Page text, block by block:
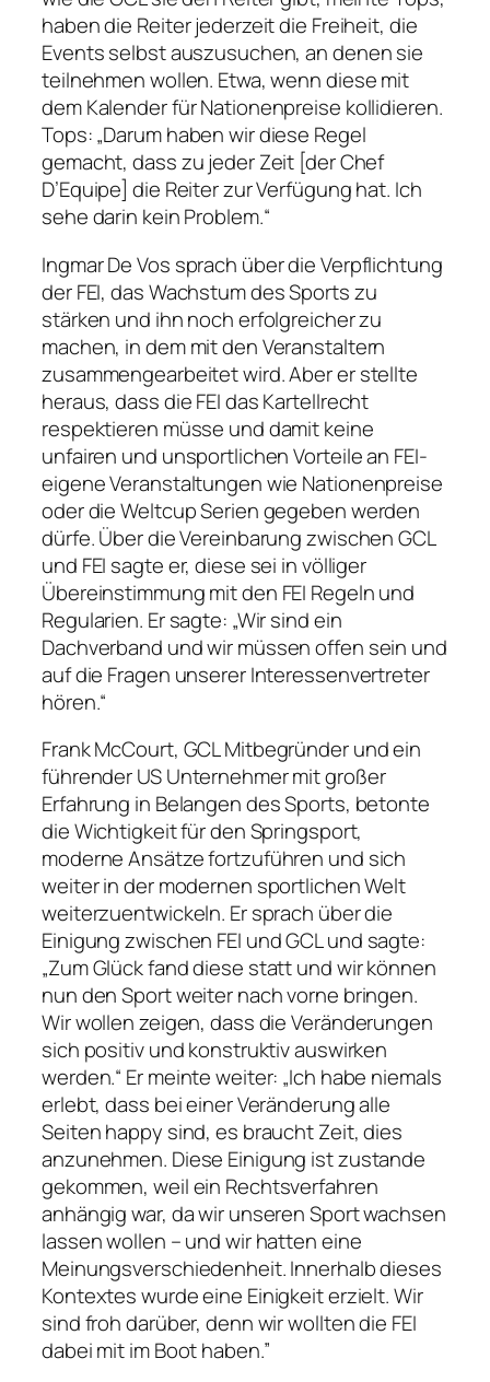
haben die Reiter jederzeit die Freiheit, die
Events selbst auszusuchen, an denen sie
teilnehmen wollen. Etwa, wenn diese mit
dem Kalender für Nationenpreise kollidieren.
Tops: „Darum haben wir diese Regel
gemacht, dass zu jeder Zeit [der Chef
D’Equipe] die Reiter zur Verfügung hat. Ich
sehe darin kein Problem.“
Ingmar De Vos sprach über die Verpflichtung
der FEI, das Wachstum des Sports zu
stärken und ihn noch erfolgreicher zu
machen, in dem mit den Veranstaltern
zusammengearbeitet wird. Aber er stellte
heraus, dass die FEI das Kartellrecht
respektieren müsse und damit keine
unfairen und unsportlichen Vorteile an FEI-
eigene Veranstaltungen wie Nationenpreise
oder die Weltcup Serien gegeben werden
dürfe. Über die Vereinbarung zwischen GCL
und FEI sagte er, diese sei in völliger
Übereinstimmung mit den FEI Regeln und
Regularien. Er sagte: „Wir sind ein
Dachverband und wir müssen offen sein und
auf die Fragen unserer Interessenvertreter
hören.“
Frank McCourt, GCL Mitbegründer und ein
führender US Unternehmer mit großer
Erfahrung in Belangen des Sports, betonte
die Wichtigkeit für den Springsport,
moderne Ansätze fortzuführen und sich
weiter in der modernen sportlichen Welt
weiterzuentwickeln. Er sprach über die
Einigung zwischen FEI und GCL und sagte:
„Zum Glück fand diese statt und wir können
nun den Sport weiter nach vorne bringen.
Wir wollen zeigen, dass die Veränderungen
sich positiv und konstruktiv auswirken
werden.“ Er meinte weiter: „Ich habe niemals
erlebt, dass bei einer Veränderung alle
Seiten happy sind, es braucht Zeit, dies
anzunehmen. Diese Einigung ist zustande
gekommen, weil ein Rechtsverfahren
anhängig war, da wir unseren Sport wachsen
lassen wollen – und wir hatten eine
Meinungsverschiedenheit. Innerhalb dieses
Kontextes wurde eine Einigkeit erzielt. Wir
sind froh darüber, denn wir wollten die FEI
dabei mit im Boot haben.”